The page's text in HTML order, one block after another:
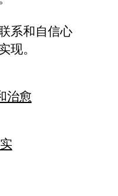
系和自信心
。
治愈